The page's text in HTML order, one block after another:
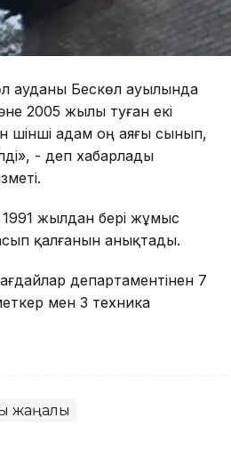
ауданы Бескөл ауылында
2005 жылы туған екі
үшінші адам оң аяғы сынып,
- деп хабарлады
жылдан бері жұмыс
қалғанын анықтады.
департаментінен 7
мен 3 техника
жаңалық